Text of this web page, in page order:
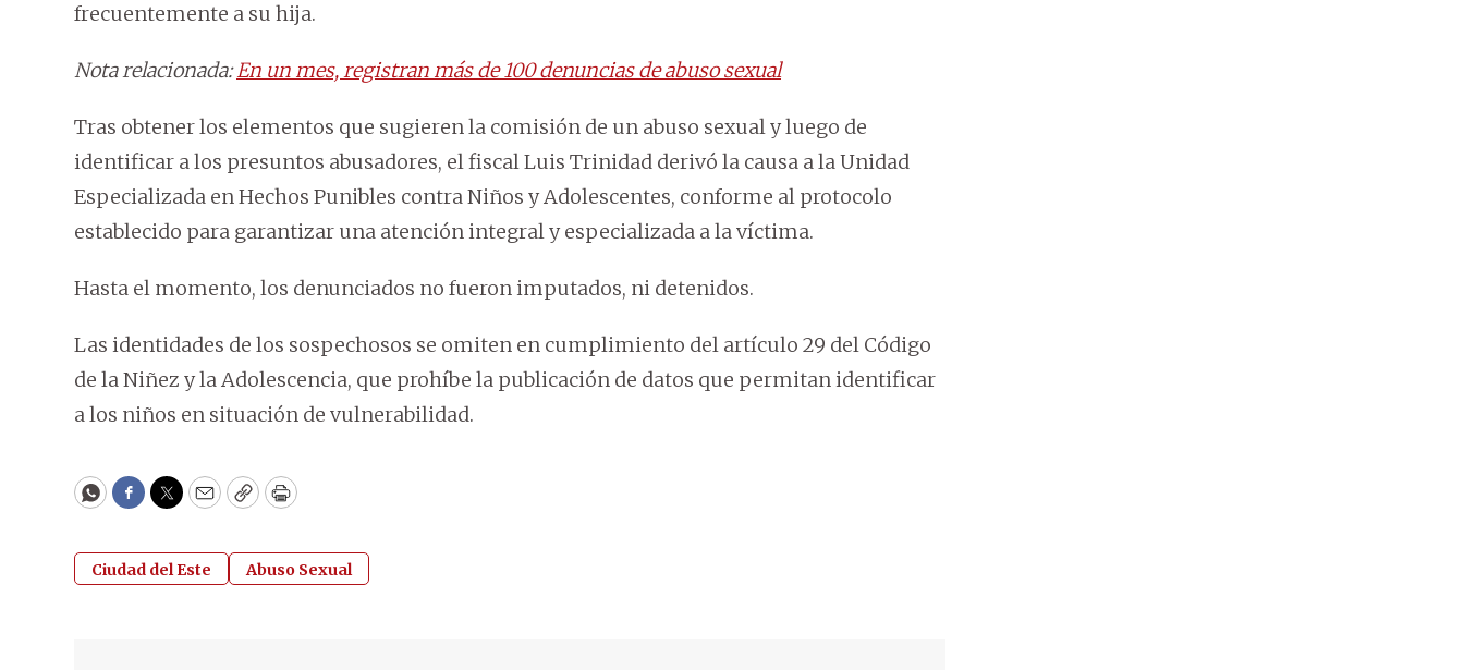
frecuentemente a su hija.
Nota relacionada:En un mes, registran más de 100 denuncias de abuso sexual
Tras obtener los elementos que sugieren la comisión de un abuso sexual y luego de
identificar a los presuntos abusadores, el fiscal Luis Trinidad derivó la causa a la Unidad
Especializada en Hechos Punibles contra Niños y Adolescentes, conforme al protocolo
establecido para garantizar una atención integral y especializada a la víctima.
Hasta el momento, los denunciados no fueron imputados, ni detenidos.
Las identidades de los sospechosos se omiten en cumplimiento del artículo 29 del Código
de la Niñez y la Adolescencia, que prohíbe la publicación de datos que permitan identificar
a los niños en situación de vulnerabilidad.
WhatsApp
Facebook
Twitter
EmailCopyPrint
Ciudad del Este Abuso Sexual